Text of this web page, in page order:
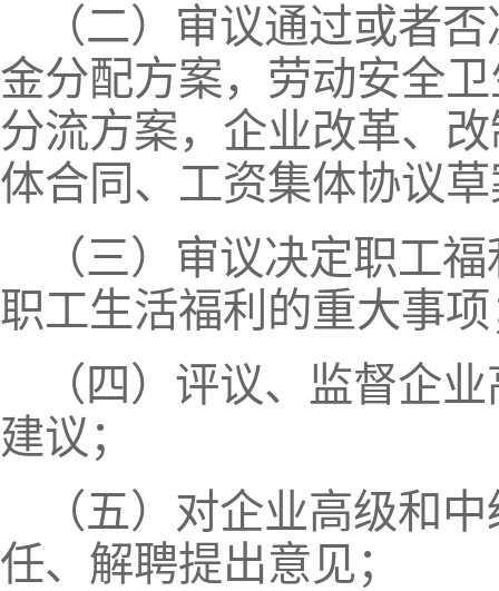
（二）审议通过或者
金分配方案，劳动安全
分流方案，企业改革、
体合同、工资集体协议
（三）审议决定职工
职工生活福利的重大事
（四）评议、监督企
建议；
（五）对企业高级和
任、解聘提出意见；